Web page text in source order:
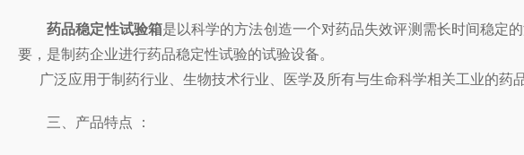
药品稳定性试验箱是以科学的方法创造一个对药品失效评测需长时间稳定
要，是制药企业进行药品稳定性试验的试验设备。
广泛应用于制药行业、生物技术行业、医学及所有与生命科学相关工业的药
三、产品特点 ：